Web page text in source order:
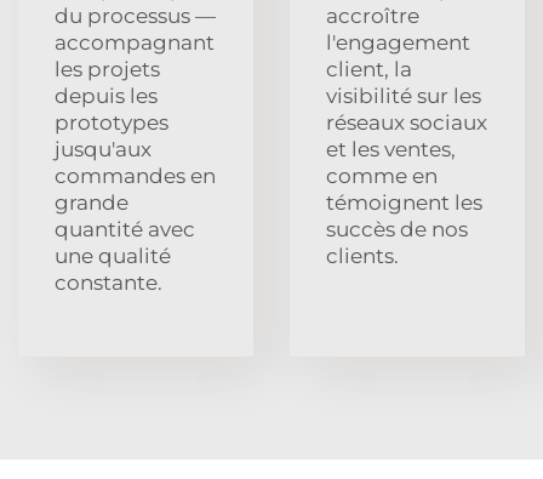
du processus —
accompagnant
les projets
depuis les
prototypes
jusqu'aux
commandes en
grande
quantité avec
une qualité
constante.
accroître
l'engagement
client, la
visibilité sur les
réseaux sociaux
et les ventes,
comme en
témoignent les
succès de nos
clients.